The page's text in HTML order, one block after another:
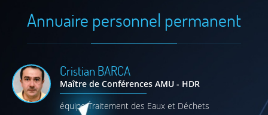
Annuaire personnel permanent
Cristian BARCA
Maître de Conférences AMU - HDR
équipe Traitement des Eaux et Déchets